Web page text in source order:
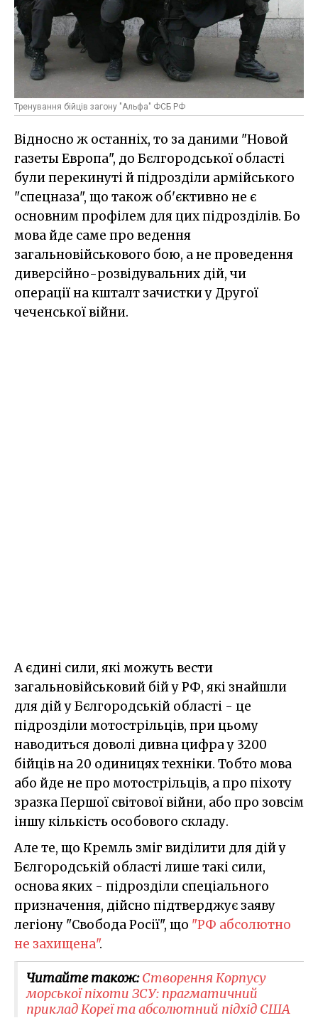
Тренування бійців загону "Альфа" ФСБ РФ
Відносно ж останніх, то за даними "Новой
газеты Европа", до Бєлгородської області
були перекинуті й підрозділи армійського
"спецназа", що також об'єктивно не є
основним профілем для цих підрозділів. Бо
мова йде саме про ведення
загальновійськового бою, а не проведення
диверсійно-розвідувальних дій, чи
операції на кшталт зачистки у Другої
чеченської війни.
А єдині сили, які можуть вести
загальновійськовий бій у РФ, які знайшли
для дій у Бєлгородській області - це
підрозділи мотострільців, при цьому
наводиться доволі дивна цифра у 3200
бійців на 20 одиницях техніки. Тобто мова
або йде не про мотострільців, а про піхоту
зразка Першої світової війни, або про зовсім
іншу кількість особового складу.
Але те, що Кремль зміг виділити для дій у
Бєлгородській області лише такі сили,
основа яких - підрозділи спеціального
призначення, дійсно підтверджує заяву
легіону "Свобода Росії", що "РФ абсолютно
не захищена".
Читайте також:Створення Корпусу
морської піхоти ЗСУ: прагматичний
приклад Кореї та абсолютний підхід США